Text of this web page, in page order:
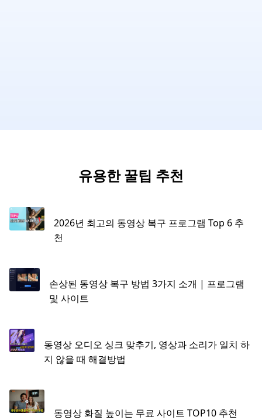
유용한 꿀팁 추천
2026년 최고의 동영상 복구 프로그램 Top 6 추
천
손상된 동영상 복구 방법 3가지 소개 | 프로그램
및 사이트
동영상 오디오 싱크 맞추기, 영상과 소리가 일치 하
지 않을 때 해결방법
동영상 화질 높이는 무료 사이트 TOP10 추천